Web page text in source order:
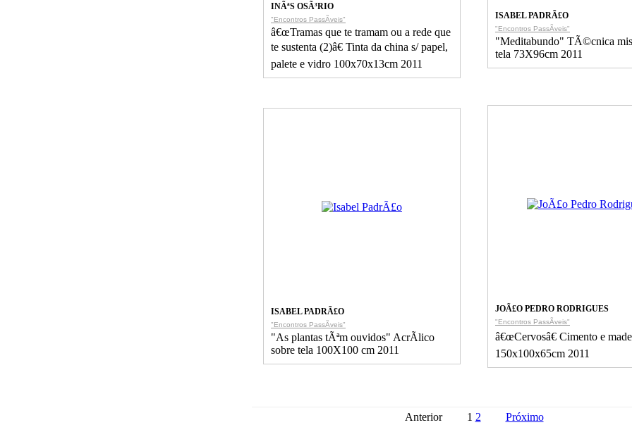
INÃªS OSÃ³RIO
"Encontros PassÃ­veis"
â€œTramas que te tramam ou a rede que
te sustenta (2)â€ Tinta da china s/ papel,
palete e vidro 100x70x13cm 2011
ISABEL PADRÃ£O
"Encontros PassÃ­veis"
"Meditabundo" TÃ©cnica
tela 73X96cm 2011
ISABEL PADRÃ£O
"Encontros PassÃ­veis"
"As plantas tÃªm ouvidos" AcrÃ­lico
sobre tela 100X100 cm 2011
JOÃ£O PEDRO RODRIGUES
"Encontros PassÃ­veis"
â€œCervosâ€ Cimento e
150x100x65cm 2011
Anterior 1 2 Próximo